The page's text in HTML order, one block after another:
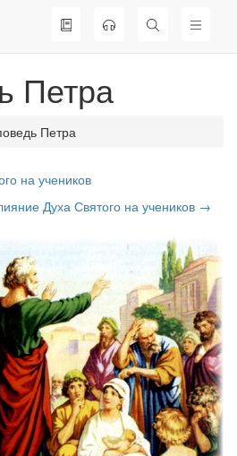
Петра
Петра
на учеников
Духа Святого на учеников →